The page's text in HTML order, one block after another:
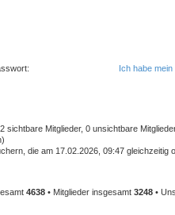
Ich habe
sichtbare Mitglieder, 0 unsichtbare
die am 17.02.2026, 09:47 gleichzeitig
4638 • Mitglieder insgesamt 3248 •